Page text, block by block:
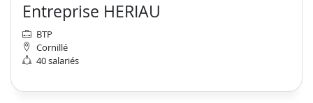
Entreprise HERIAU
BTP
Cornillé
40 salariés